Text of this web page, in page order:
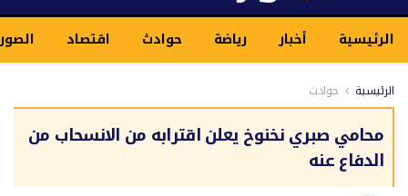
الرئيسية أخبار رياضة حوادث اقتصاد
الرئيسية حوادث
محامي صبري نخنوخ يعلن اقترابه من الانسحاب من
الدفاع عنه